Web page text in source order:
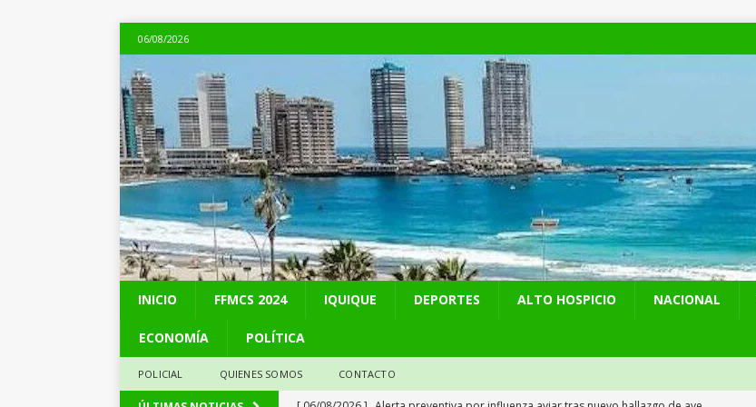
06/08/2026
INICIO FFMCS 2024 IQUIQUE DEPORTES ALTO HOSPICIO NACIONAL
ECONOMÍA POLÍTICA
POLICIAL QUIENES SOMOS CONTACTO